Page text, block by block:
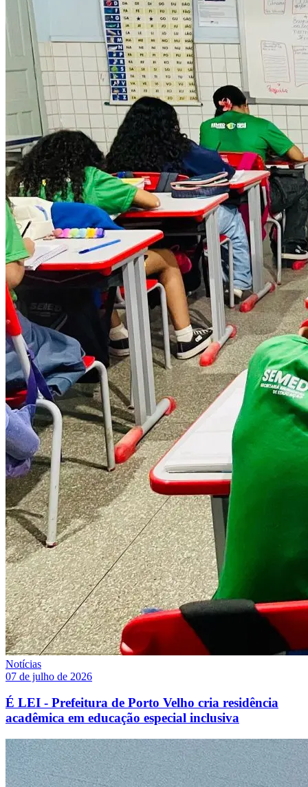
Notícias
07 de julho de 2026
É LEI - Prefeitura de Porto Velho cria residência
acadêmica em educação especial inclusiva